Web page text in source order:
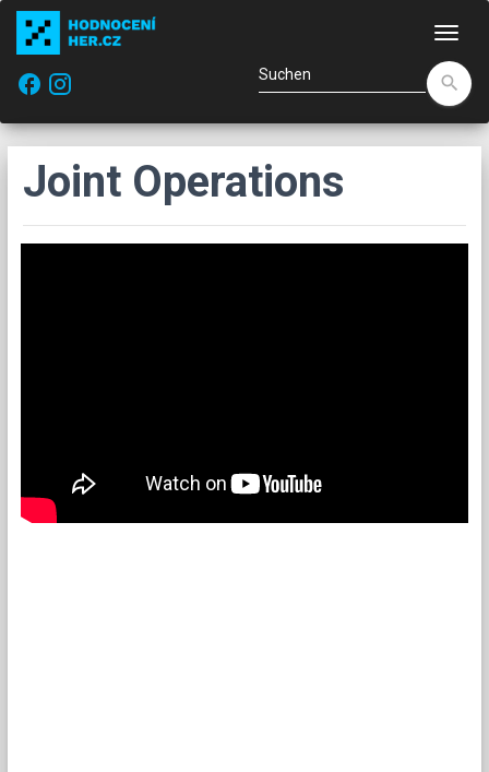
facebook
search
Joint Operations